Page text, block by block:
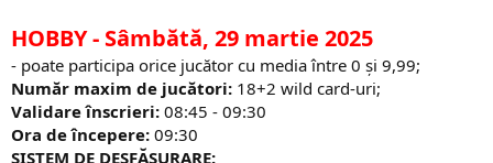
HOBBY- Sâmbătă, 29 martie 2025
- poate participa orice jucător cu media între 0 și 9,99;
Număr maxim de jucători: 18+2 wild card-uri;
Validare înscrieri: 08:45 - 09:30
Ora de începere: 09:30
SISTEM DE DESFĂȘURARE: